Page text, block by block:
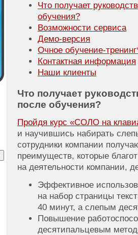
Что получает
обучения?
Возможности сервиса
Демо-версия
Очное обучение-тренинг
Контактная информация
Наши клиенты
Что получает
после обучения?
Пройдя курс «СОЛО на
и научившись набирать
сотрудники компании
преимуществ, которые
на деятельности компании,
Эффективное
на набор страницы
40 минут, а слепым
Повышение
десятипальцевым